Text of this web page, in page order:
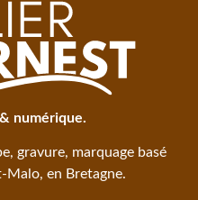
numérique.
gravure, marquage basé
Malo, en Bretagne.